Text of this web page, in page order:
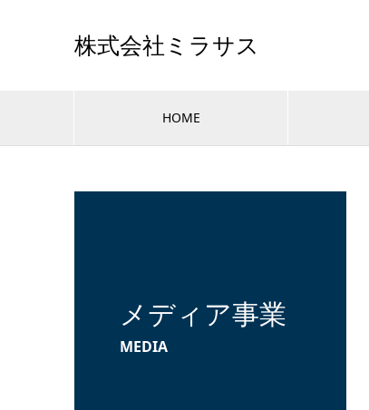
株式会社ミラサス
HOME
メディア事業
MEDIA